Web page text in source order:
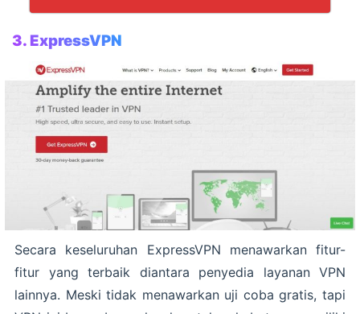
3. ExpressVPN
Secara keseluruhan ExpressVPN menawarkan fitur-
fitur yang terbaik diantara penyedia layanan VPN
lainnya. Meski tidak menawarkan uji coba gratis, tapi